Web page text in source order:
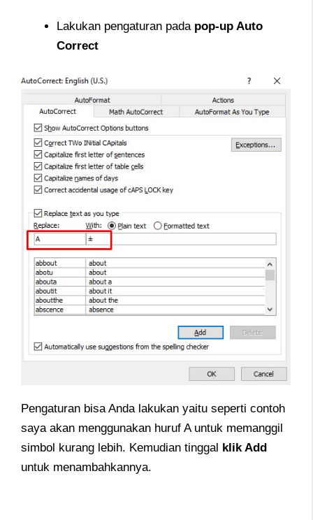
Lakukan pengaturan pada pop-up Auto
Correct
Pengaturan bisa Anda lakukan yaitu seperti contoh
saya akan menggunakan huruf A untuk memanggil
simbol kurang lebih. Kemudian tinggal klik Add
untuk menambahkannya.